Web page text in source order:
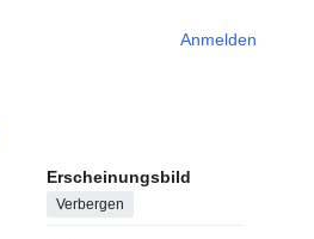
Anmelden
Erscheinungsbild
Verbergen